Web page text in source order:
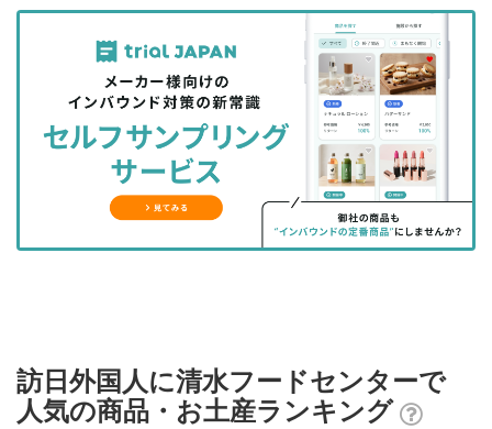
記
を
シ
ェ
る
記
事
を
シ
ェ
ア
す
る
な
ッ
ク
マ
に
記
事
を
購
読
す
る
マ
ガ
登
録
す
る
訪日外国人に清水フードセンターで
人気の商品・お土産ランキング